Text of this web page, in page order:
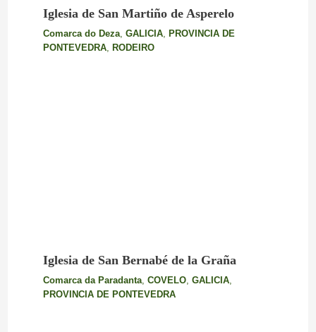
Iglesia de San Martiño de Asperelo
Comarca do Deza, GALICIA, PROVINCIA DE
PONTEVEDRA, RODEIRO
Iglesia de San Bernabé de la Graña
Comarca da Paradanta, COVELO, GALICIA,
PROVINCIA DE PONTEVEDRA